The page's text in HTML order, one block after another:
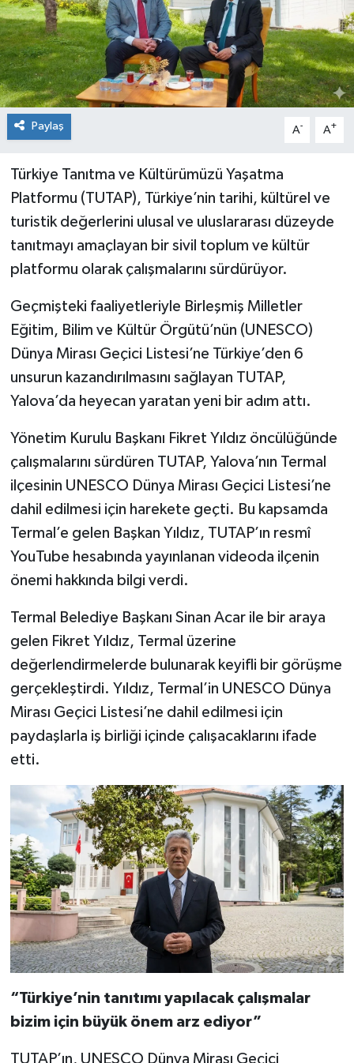
Paylaş A- A+
Türkiye Tanıtma ve Kültürümüzü Yaşatma
Platformu (TUTAP), Türkiye’nin tarihi, kültürel ve
turistik değerlerini ulusal ve uluslararası düzeyde
tanıtmayı amaçlayan bir sivil toplum ve kültür
platformu olarak çalışmalarını sürdürüyor.
Geçmişteki faaliyetleriyle Birleşmiş Milletler
Eğitim, Bilim ve Kültür Örgütü’nün (UNESCO)
Dünya Mirası Geçici Listesi’ne Türkiye’den 6
unsurun kazandırılmasını sağlayan TUTAP,
Yalova’da heyecan yaratan yeni bir adım attı.
Yönetim Kurulu Başkanı Fikret Yıldız öncülüğünde
çalışmalarını sürdüren TUTAP, Yalova’nın Termal
ilçesinin UNESCO Dünya Mirası Geçici Listesi’ne
dahil edilmesi için harekete geçti. Bu kapsamda
Termal’e gelen Başkan Yıldız, TUTAP’ın resmî
YouTube hesabında yayınlanan videoda ilçenin
önemi hakkında bilgi verdi.
Termal Belediye Başkanı Sinan Acar ile bir araya
gelen Fikret Yıldız, Termal üzerine
değerlendirmelerde bulunarak keyifli bir görüşme
gerçekleştirdi. Yıldız, Termal’in UNESCO Dünya
Mirası Geçici Listesi’ne dahil edilmesi için
paydaşlarla iş birliği içinde çalışacaklarını ifade
etti.
“Türkiye’nin tanıtımı yapılacak çalışmalar
bizim için büyük önem arz ediyor”
TUTAP’ın, UNESCO Dünya Mirası Geçici